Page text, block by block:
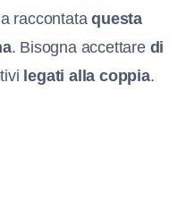
raccontataquesta
. Bisogna accettare di
legati alla coppia.